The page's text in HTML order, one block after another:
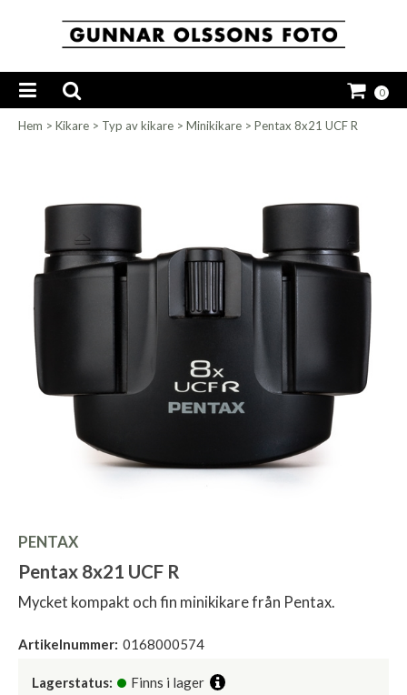
0
Hem > Kikare > Typ av kikare > Minikikare > Pentax 8x21 UCF R
PENTAX
Pentax 8x21 UCF R
Mycket kompakt och fin minikikare från Pentax.
Artikelnummer: 0168000574
Lagerstatus: Finns i lager